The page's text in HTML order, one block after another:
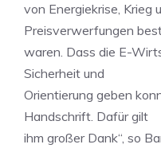
von Energiekrise, Krieg
Preisverwerfungen
waren. Dass die E-
Sicherheit und
Orientierung geben
Handschrift. Dafür gilt
ihm großer Dank“, so